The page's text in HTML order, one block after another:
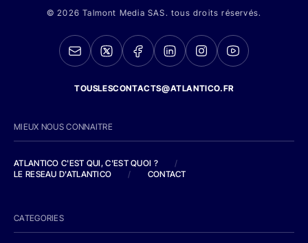
© 2026 Talmont Media SAS. tous droits réservés.
TOUSLESCONTACTS@ATLANTICO.FR
MIEUX NOUS CONNAITRE
ATLANTICO C'EST QUI, C'EST QUOI ?
/
LE RESEAU D'ATLANTICO
/ CONTACT
CATEGORIES